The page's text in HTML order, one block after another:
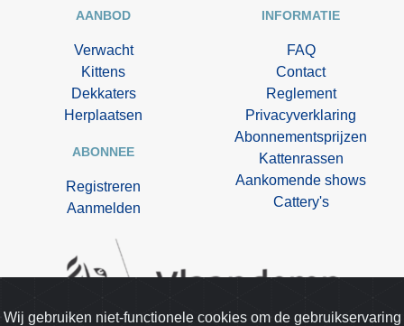
AANBOD
Verwacht
Kittens
Dekkaters
Herplaatsen
ABONNEE
Registreren
Aanmelden
INFORMATIE
FAQ
Contact
Reglement
Privacyverklaring
Abonnementsprijzen
Kattenrassen
Aankomende shows
Cattery's
Wij gebruiken niet-functionele cookies om de gebruikservaring